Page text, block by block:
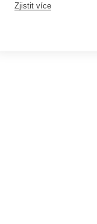
Zjistit více